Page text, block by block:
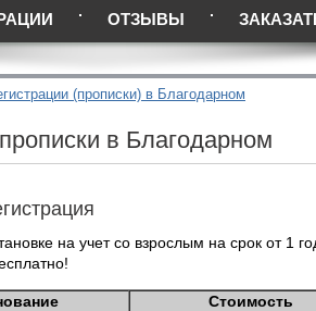
ОТЗЫВЫ
(прописки) в Благодарном
в Благодарном
на учет со взрослым на срок от 1
Стоимость